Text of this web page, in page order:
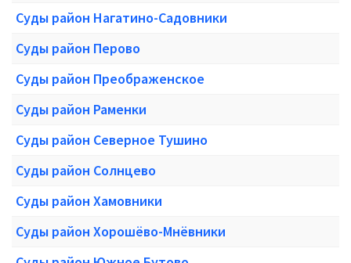
Суды район Нагатино-Садовники
Суды район Перово
Суды район Преображенское
Суды район Раменки
Суды район Северное Тушино
Суды район Солнцево
Суды район Хамовники
Суды район Хорошёво-Мнёвники